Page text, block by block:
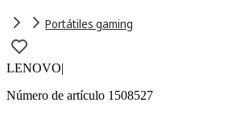
Portátiles gaming
LENOVO|
Número de artículo 1508527